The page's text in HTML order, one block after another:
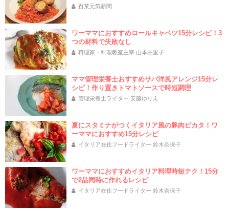
百菜元気新聞
ワーママにおすすめロールキャベツ15分レシピ！3
つの材料で失敗なし
料理家・料理教室主宰 山本由里子
ママ管理栄養士おすすめサバ洋風アレンジ15分レ
シピ！作り置きトマトソースで時短調理
管理栄養士ライター 安藤ゆりえ
夏にスタミナがつくイタリア風の豚肉ピカタ！ワ
ーママにおすすめ15分レシピ
イタリア在住フードライター 鈴木奈保子
ワーママにおすすめイタリア料理時短テク！15分
で2品同時に作れるレシピ
イタリア在住フードライター 鈴木奈保子